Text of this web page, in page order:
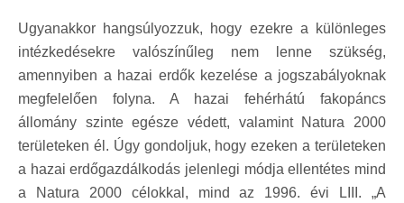
Ugyanakkor hangsúlyozzuk, hogy ezekre a különleges
intézkedésekre valószínűleg nem lenne szükség,
amennyiben a hazai erdők kezelése a jogszabályoknak
megfelelően folyna. A hazai fehérhátú fakopáncs
állomány szinte egésze védett, valamint Natura 2000
területeken él. Úgy gondoljuk, hogy ezeken a területeken
a hazai erdőgazdálkodás jelenlegi módja ellentétes mind
a Natura 2000 célokkal, mind az 1996. évi LIII. „A